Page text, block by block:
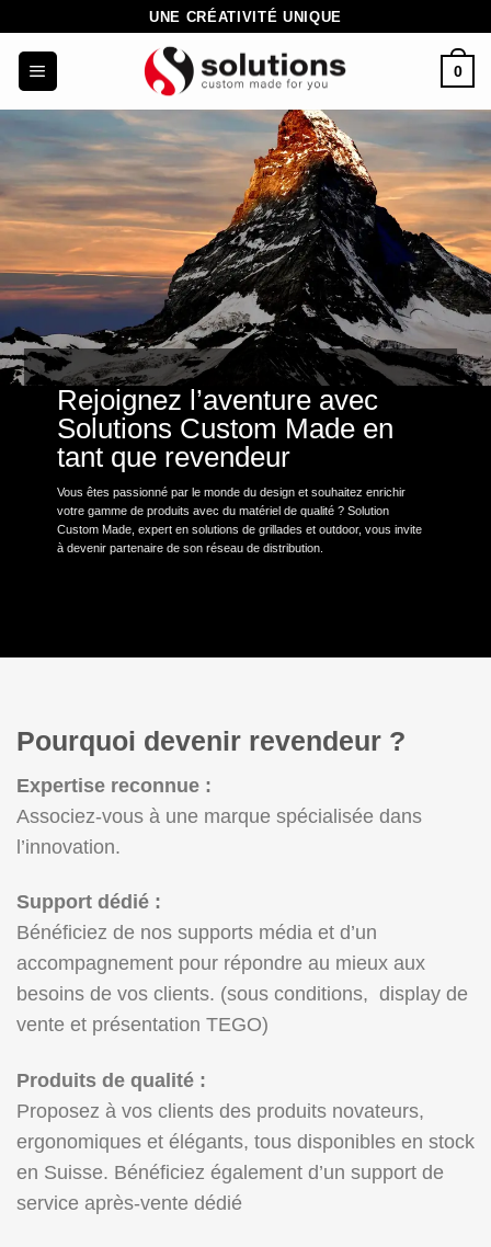
contenu
UNE CRÉATIVITÉ UNIQUE
0
Rejoignez l’aventure avec
Solutions Custom Made en
tant que revendeur
Vous êtes passionné par le monde du design et souhaitez enrichir
votre gamme de produits avec du matériel de qualité ? Solution
Custom Made, expert en solutions de grillades et outdoor, vous invite
à devenir partenaire de son réseau de distribution.
Pourquoi devenir revendeur ?
Expertise reconnue :
Associez-vous à une marque spécialisée dans
l’innovation.
Support dédié :
Bénéficiez de nos supports média et d’un
accompagnement pour répondre au mieux aux
besoins de vos clients. (sous conditions, display de
vente et présentation TEGO)
Produits de qualité :
Proposez à vos clients des produits novateurs,
ergonomiques et élégants, tous disponibles en stock
en Suisse. Bénéficiez également d’un support de
service après-vente dédié